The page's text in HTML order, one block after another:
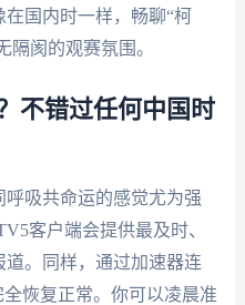
国内时一样，畅聊“柯
隔阂的观赛氛围。
不错过任何中国时
吸共命运的感觉尤为强
客户端会提供最及时、
。同样，通过加速器连
恢复正常。你可以凌晨准